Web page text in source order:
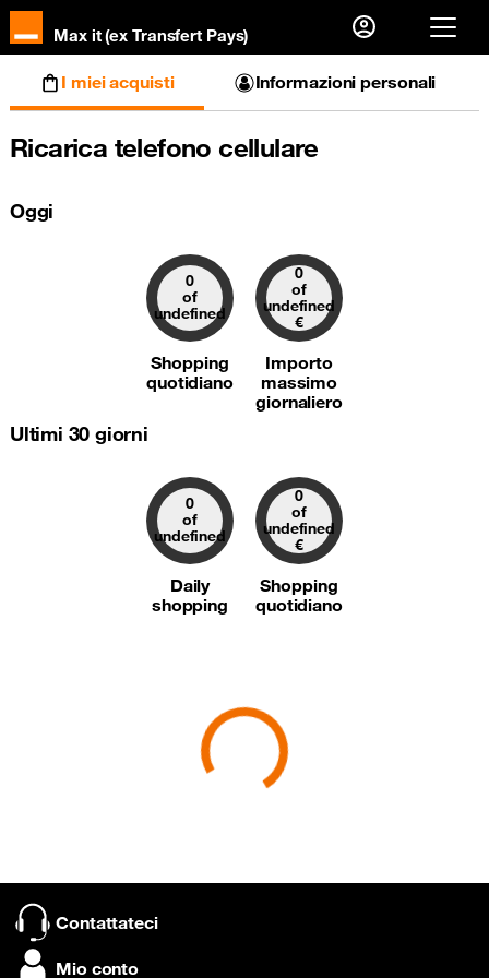
Max it (ex Transfert Pays)
Già cliente?
I miei acquisti Informazioni personali
Ricarica telefono cellulare
Oggi
0
of
undefined
Shopping
quotidiano
0
of
undefined
€
Importo
massimo
giornaliero
Ultimi 30 giorni
0
of
undefined
Daily
shopping
0
of
undefined
€
Shopping
quotidiano
Chargement...
Contattateci
Mio conto